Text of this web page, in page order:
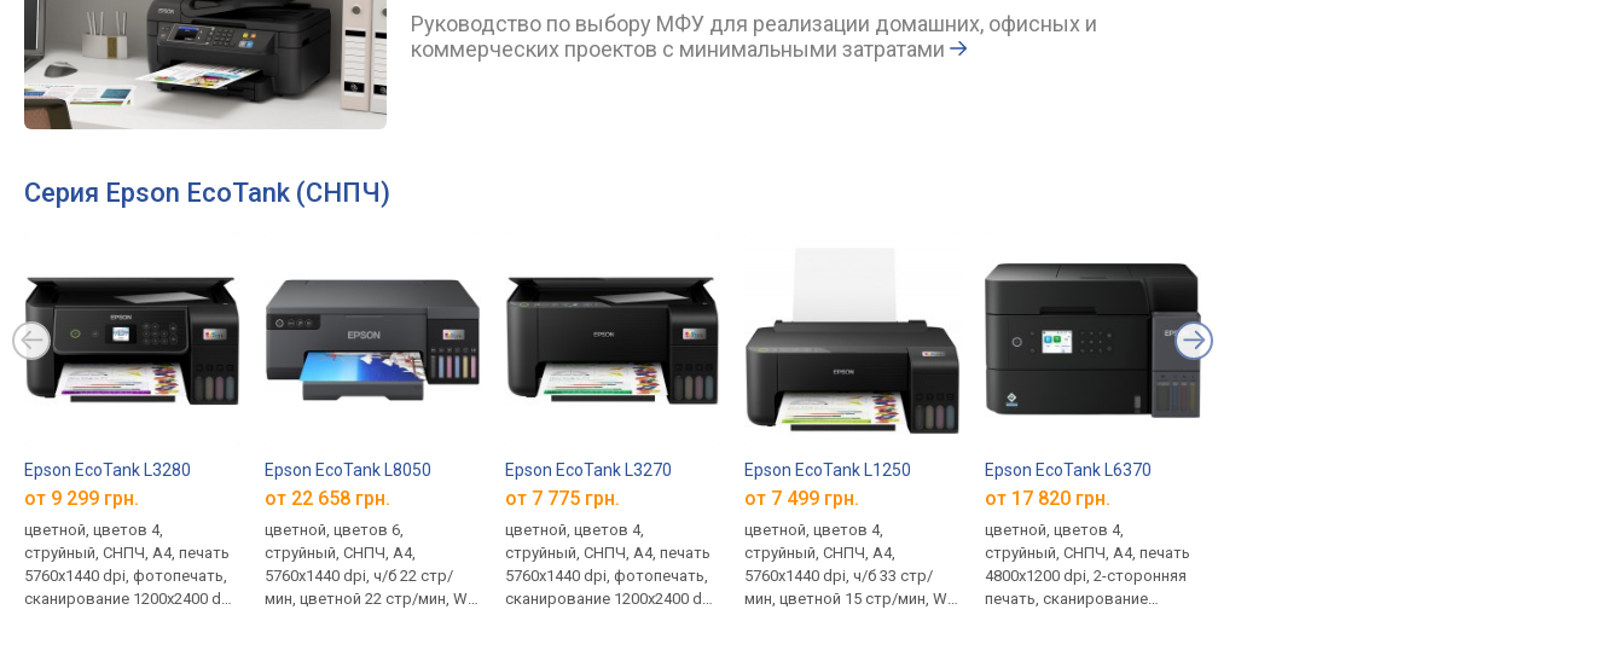
Руководство по выбору МФУ для реализации домашних, офисных и
коммерческих проектов с минимальными затратами
Серия Epson EcoTank (СНПЧ)
Epson EcoTank L3280
от 9 299 грн.
цветной, цветов 4,
струйный, СНПЧ, A4, печать
5760x1440 dpi, фотопечать,
сканирование 1200х2400 dpi,
Epson EcoTank L8050
от 22 658 грн.
цветной, цветов 6,
cтруйный, СНПЧ, A4,
5760х1440 dpi, ч/б 22 стр/
мин, цветной 22 стр/мин, Wi-
Epson EcoTank L3270
от 7 775 грн.
цветной, цветов 4,
струйный, СНПЧ, A4, печать
5760x1440 dpi, фотопечать,
сканирование 1200х2400 dpi,
Epson EcoTank L1250
от 7 499 грн.
цветной, цветов 4,
cтруйный, СНПЧ, A4,
5760х1440 dpi, ч/б 33 стр/
мин, цветной 15 стр/мин, Wi-
Epson EcoTank L6370
от 17 820 грн.
цветной, цветов 4,
струйный, СНПЧ, A4, печать
4800x1200 dpi, 2-сторонняя
печать, сканирование